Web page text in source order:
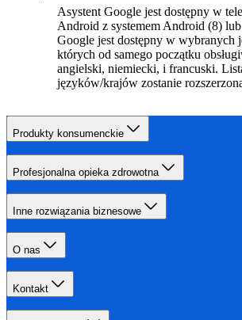
Asystent Google jest dostępny w
Android z systemem Android (8)
Google jest dostępny w wybranych
których od samego początku
angielski, niemiecki, i francuski.
języków/krajów zostanie
Produkty konsumenckie
Profesjonalna opieka zdrowotna
Inne rozwiązania biznesowe
O nas
Kontakt